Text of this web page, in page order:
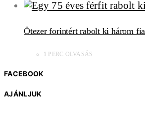
Ötezer forintért rabolt ki három
1 PERC OLVASÁS
FACEBOOK
AJÁNLJUK